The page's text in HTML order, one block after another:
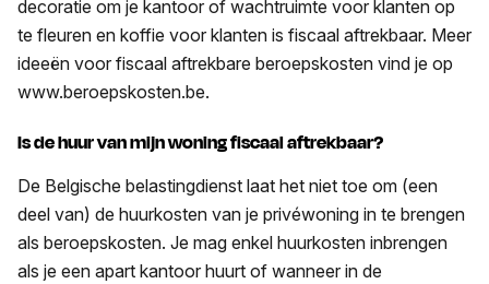
decoratie om je kantoor of wachtruimte voor klanten op
te fleuren en koffie voor klanten is fiscaal aftrekbaar. Meer
ideeën voor fiscaal aftrekbare beroepskosten vind je op
www.beroepskosten.be.
Is de huur van mijn woning fiscaal aftrekbaar?
De Belgische belastingdienst laat het niet toe om (een
deel van) de huurkosten van je privéwoning in te brengen
als beroepskosten. Je mag enkel huurkosten inbrengen
als je een apart kantoor huurt of wanneer in de